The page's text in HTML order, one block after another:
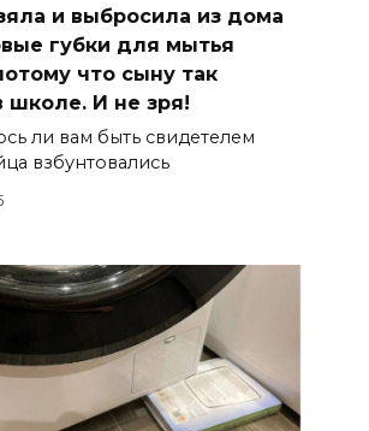
и выбросила из дома
губки для мытья
что сыну так
школе. И не зря!
ли вам быть свидетелем
взбунтовались